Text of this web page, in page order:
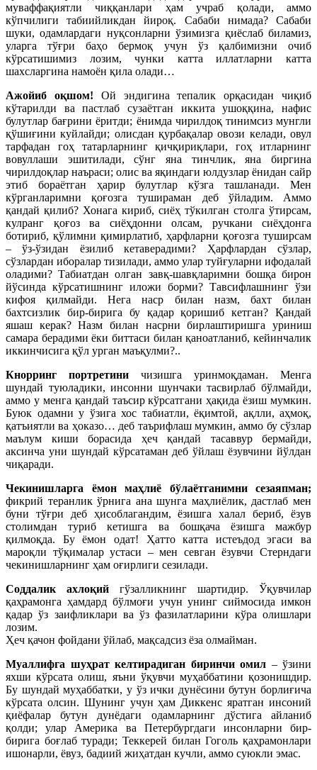
муваффақиятли чиққанлари ҳам учраб қолади, аммо
кўпчилиги табиийликдан йироқ. Сабаби нимада? Сабаби
шуки, одамлардаги нуқсонларни ўзимизга қиёслаб биламиз,
уларга тўғри баҳо бермоқ учун ўз қалбимизни очиб
кўрсатишимиз лозим, чунки катта иллатларни катта
шахсларгина намоён қила олади…
Ажойиб оқшом! Ой эндигина тепалик орқасидан чиқиб
кўтарилди ва пастлаб сузаётган иккита ушоққина, нафис
булутлар бағрини ёритди; ёнимда чирилдоқ тинимсиз мунгли
қўшиғини куйлайди; олисдан қурбақалар овози келади, овул
тарфадан гоҳ татарларнинг қичқириқлари, гоҳ итларнинг
вовуллаши эшитилади, сўнг яна тинчлик, яна биргина
чирилдоқлар наъраси; олис ва яқиндаги юлдузлар ёнидан сайр
этиб бораётган ҳарир булутлар кўзга ташланади. Мен
кўрганларимни қоғозга тушираман деб ўйладим. Аммо
қандай қилиб? Хонага кириб, сиёҳ тўкилган столга ўтирсам,
кулранг қоғоз ва сиёҳдонни олсам, ручкани сиёҳдонга
ботириб, қўлимни қимирлатиб, ҳарфларни қоғозга туширсам
– ўз-ўзидан ёзилиб кетаверадими? Ҳарфлардан сўзлар,
сўзлардан иборалар тизилади, аммо улар туйғуларни ифодалай
оладими? Табиатдан олган завқ-шавқларимни бошқа бирон
йўсинда кўрсатишнинг иложи борми? Тавсифлашнинг ўзи
кифоя қилмайди. Нега наср билан назм, бахт билан
бахтсизлик бир-бирига бу қадар қоришиб кетган? Қандай
яшаш керак? Назм билан насрни бирлаштиришга уриниш
самара берадими ёки биттаси билан қаноатланиб, кейинчалик
иккинчисига қўл урган маъқулми?..
Кнорринг портретини чизишга уринмоқдаман. Менга
шундай туюладики, инсонни шунчаки тасвирлаб бўлмайди,
аммо у менга қандай таъсир кўрсатгани ҳақида ёзиш мумкин.
Буюк одамни у ўзига хос табиатли, ёқимтой, ақлли, аҳмоқ,
қатъиятли ва ҳоказо… деб таърифлаш мумкин, аммо бу сўзлар
маълум киши борасида ҳеч қандай тасаввур бермайди,
аксинча уни шундай кўрсатаман деб ўйлаш ёзувчини йўлдан
чиқаради.
Чекинишларга ёмон маҳлиё бўлаётганимни сезаяпман;
фикрий теранлик ўрнига ана шунга маҳлиёлик, дастлаб мен
буни тўғри деб ҳисоблагандим, ёзишга халал бериб, ёзув
столимдан туриб кетишга ва бошқача ёзишга мажбур
қилмоқда. Бу ёмон одат! Ҳатто катта истеъдод эгаси ва
мароқли тўқималар устаси – мен севган ёзувчи Стерндаги
чекинишларнинг ҳам оғирлиги сезилади.
Соддалик ахлоқий гўзалликнинг шартидир. Ўқувчилар
қаҳрамонга ҳамдард бўлмоғи учун унинг сиймосида имкон
қадар ўз заифликлари ва ўз фазилатларини кўра олишлари
лозим.
Ҳеч қачон фойдани ўйлаб, мақсадсиз ёза олмайман.
Муаллифга шуҳрат келтирадиган биринчи омил – ўзини
яхши кўрсата олиш, яъни ўқувчи муҳаббатини қозонишдир.
Бу шундай муҳаббатки, у ўз ички дунёсини бутун борлиғича
кўрсата олсин. Шунинг учун ҳам Диккенс яратган инсоний
қиёфалар бутун дунёдаги одамларнинг дўстига айланиб
қолди; улар Америка ва Петербургдаги инсонларни бир-
бирига боғлаб туради; Теккерей билан Гоголь қаҳрамонлари
ишонарли, ёвуз, бадиий жиҳатдан кучли, аммо суюкли эмас.